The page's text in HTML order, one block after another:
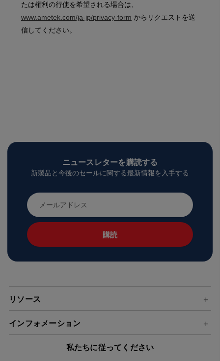
たは権利の行使を希望される場合は、
www.ametek.com/ja-jp/privacy-form からリクエストを送
信してください。
ニュースレターを購読する
新製品と今後のセールに関する最新情報を入手する
メ
ー
ル
ア
ド
リソース
インフォメーション
私たちに従ってください